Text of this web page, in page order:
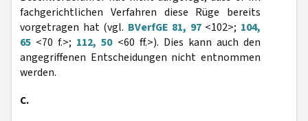
fachgerichtlichen Verfahren diese Rüge bereits
vorgetragen hat (vgl. BVerfGE 81, 97<102>; 104,
65 <70 f.>; 112, 50<60 ff.>). Dies kann auch den
angegriffenen Entscheidungen nicht entnommen
werden.
C.